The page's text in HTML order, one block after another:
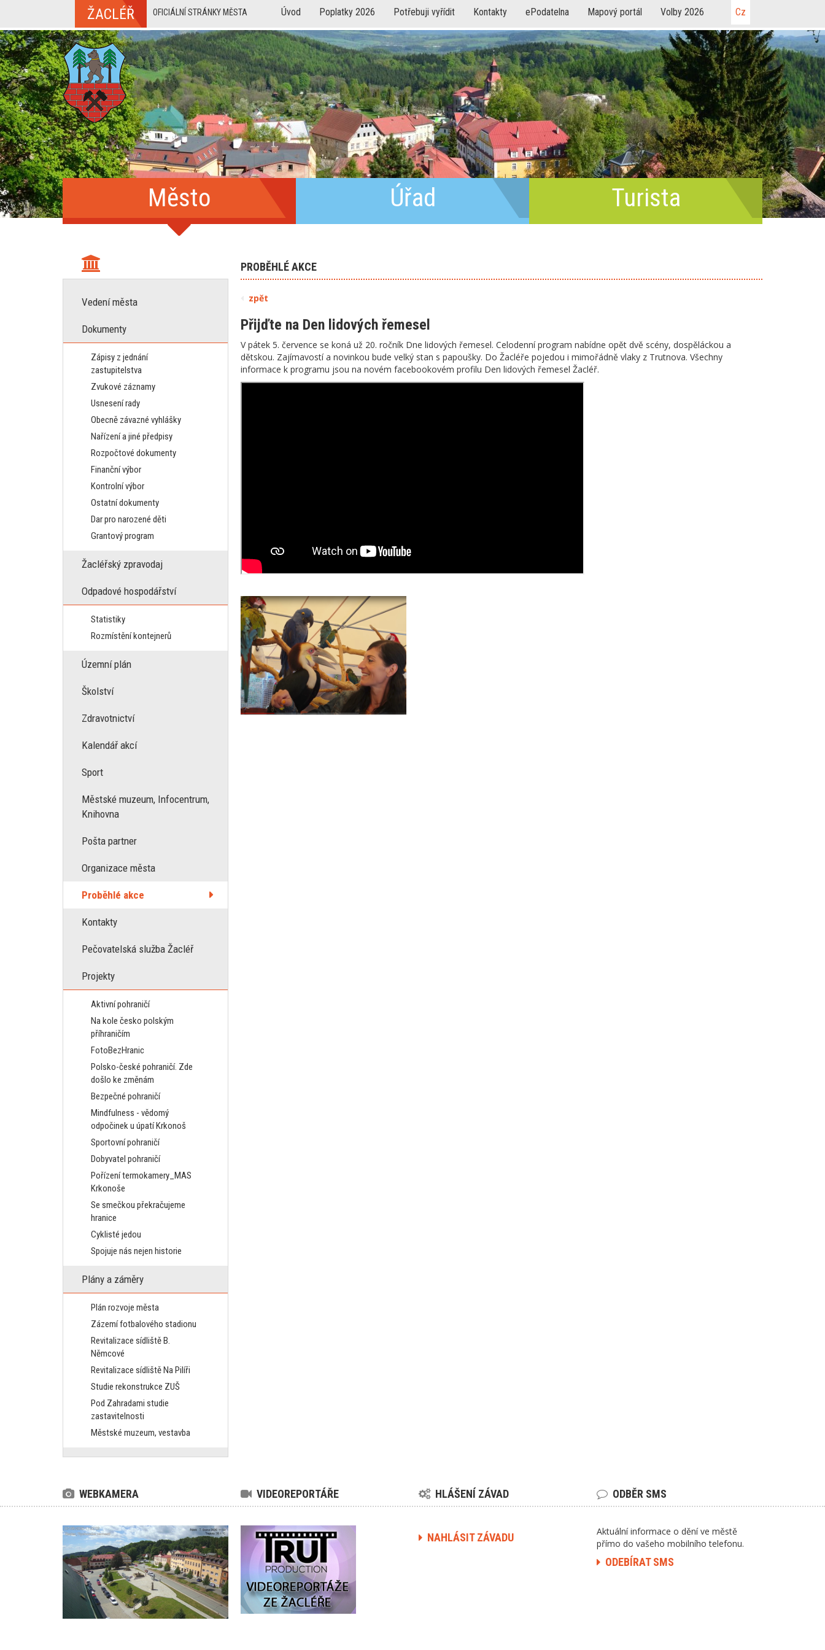
ŽACLÉŘ OFICIÁLNÍ STRÁNKY MĚSTA Úvod Poplatky 2026 Potřebuji vyřídit Kontakty ePodatelna Mapový portál Volby 2026 Cz
Město Úřad Turista
Vedení města
Dokumenty
Zápisy z jednání
zastupitelstva
Zvukové záznamy
Usnesení rady
Obecně závazné vyhlášky
Nařízení a jiné předpisy
Rozpočtové dokumenty
Finanční výbor
Kontrolní výbor
Ostatní dokumenty
Dar pro narozené děti
Grantový program
Žacléřský zpravodaj
Odpadové hospodářství
Statistiky
Rozmístění kontejnerů
Územní plán
Školství
Zdravotnictví
Kalendář akcí
Sport
Městské muzeum, Infocentrum,
Knihovna
Pošta partner
Organizace města
Proběhlé akce
Kontakty
Pečovatelská služba Žacléř
Projekty
Aktivní pohraničí
Na kole česko polským
příhraničím
FotoBezHranic
Polsko-české pohraničí. Zde
došlo ke změnám
Bezpečné pohraničí
Mindfulness - vědomý
odpočinek u úpatí Krkonoš
Sportovní pohraničí
Dobyvatel pohraničí
Pořízení termokamery_MAS
Krkonoše
Se smečkou překračujeme
hranice
Cyklisté jedou
Spojuje nás nejen historie
Plány a záměry
Plán rozvoje města
Zázemí fotbalového stadionu
Revitalizace sídliště B.
Němcové
Revitalizace sídliště Na Pilíři
Studie rekonstrukce ZUŠ
Pod Zahradami studie
zastavitelnosti
Městské muzeum, vestavba
PROBĚHLÉ AKCE
zpět
Přijďte na Den lidových řemesel
V pátek 5. července se koná už 20. ročník Dne lidových řemesel. Celodenní program nabídne opět dvě scény, dospěláckou a
dětskou. Zajímavostí a novinkou bude velký stan s papoušky. Do Žacléře pojedou i mimořádně vlaky z Trutnova. Všechny
informace k programu jsou na novém facebookovém profilu Den lidových řemesel Žacléř.
WEBKAMERA VIDEOREPORTÁŘE HLÁŠENÍ ZÁVAD ODBĚR SMS
NAHLÁSIT ZÁVADU
Aktuální informace o dění ve městě
přímo do vašeho mobilního telefonu.
ODEBÍRAT SMS